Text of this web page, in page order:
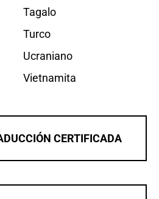
Tagalo
Turco
Ucraniano
Vietnamita
CERTIFICADA